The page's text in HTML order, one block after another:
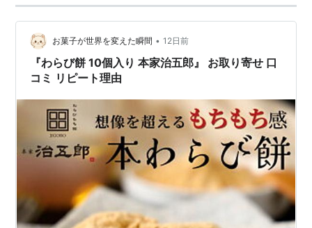
お菓子が世界を変えた瞬間 • 12日前
『わらび餅 10個入り 本家治五郎』 お取り寄せ 口
コミ リピート理由